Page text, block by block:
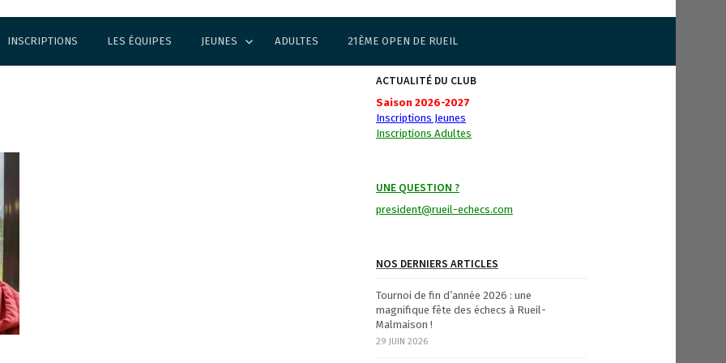
INSCRIPTIONS LES ÉQUIPES JEUNES ADULTES 21ÈME OPEN DE RUEIL
ACTUALITÉ DU CLUB
Saison 2026-2027
Inscriptions Jeunes
Inscriptions Adultes
UNE QUESTION ?
president@rueil-echecs.com
NOS DERNIERS ARTICLES
Tournoi de fin d’année 2026 : une
magnifique fête des échecs à Rueil-
Malmaison !
29 JUIN 2026